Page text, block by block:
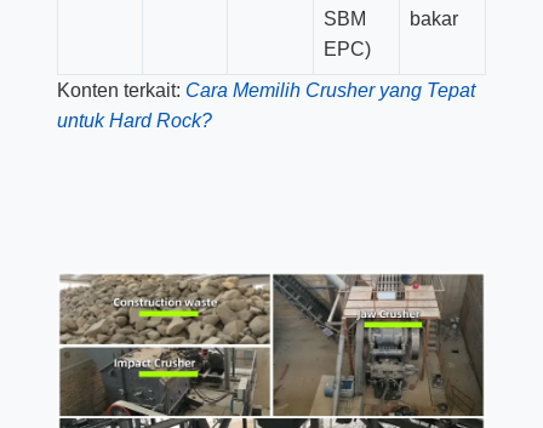
SBM
EPC)
bakar
Konten terkait: Cara Memilih Crusher yang Tepat
untuk Hard Rock?